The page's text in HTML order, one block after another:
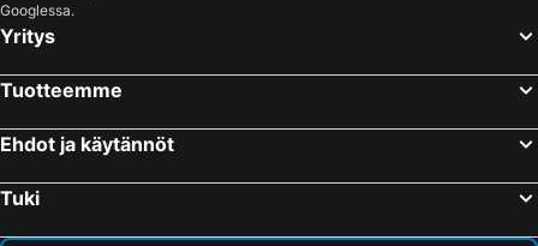
Googlessa.
Yritys
Tuotteemme
Ehdot ja käytännöt
Tuki